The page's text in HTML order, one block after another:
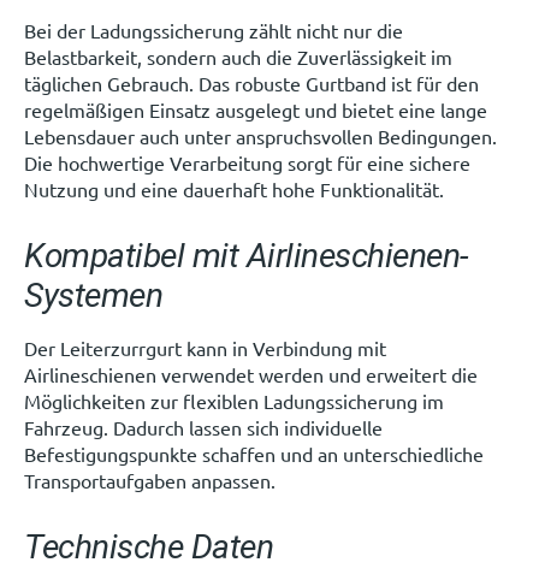
Bei der Ladungssicherung zählt nicht nur die
Belastbarkeit, sondern auch die Zuverlässigkeit im
täglichen Gebrauch. Das robuste Gurtband ist für den
regelmäßigen Einsatz ausgelegt und bietet eine lange
Lebensdauer auch unter anspruchsvollen Bedingungen.
Die hochwertige Verarbeitung sorgt für eine sichere
Nutzung und eine dauerhaft hohe Funktionalität.
Kompatibel mit Airlineschienen-
Systemen
Der Leiterzurrgurt kann in Verbindung mit
Airlineschienen verwendet werden und erweitert die
Möglichkeiten zur flexiblen Ladungssicherung im
Fahrzeug. Dadurch lassen sich individuelle
Befestigungspunkte schaffen und an unterschiedliche
Transportaufgaben anpassen.
Technische Daten